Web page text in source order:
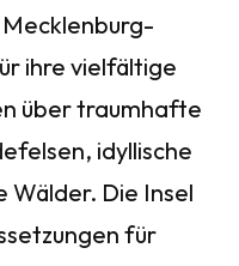
ihre vielfältige
über traumhafte
idyllische
Wälder. Die Insel
für